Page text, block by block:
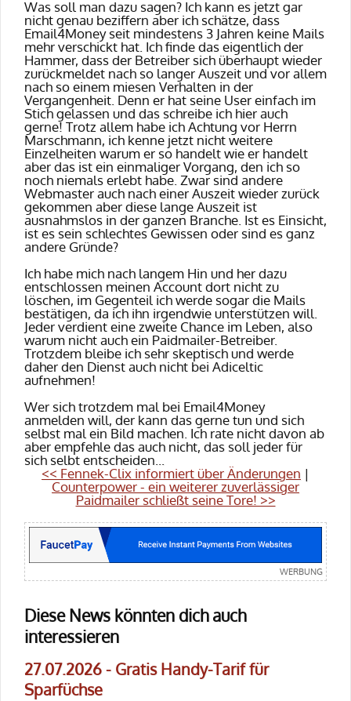
Was soll man dazu sagen? Ich kann es jetzt gar
nicht genau beziffern aber ich schätze, dass
Email4Money seit mindestens 3 Jahren keine Mails
mehr verschickt hat. Ich finde das eigentlich der
Hammer, dass der Betreiber sich überhaupt wieder
zurückmeldet nach so langer Auszeit und vor allem
nach so einem miesen Verhalten in der
Vergangenheit. Denn er hat seine User einfach im
Stich gelassen und das schreibe ich hier auch
gerne! Trotz allem habe ich Achtung vor Herrn
Marschmann, ich kenne jetzt nicht weitere
Einzelheiten warum er so handelt wie er handelt
aber das ist ein einmaliger Vorgang, den ich so
noch niemals erlebt habe. Zwar sind andere
Webmaster auch nach einer Auszeit wieder zurück
gekommen aber diese lange Auszeit ist
ausnahmslos in der ganzen Branche. Ist es Einsicht,
ist es sein schlechtes Gewissen oder sind es ganz
andere Gründe?
Ich habe mich nach langem Hin und her dazu
entschlossen meinen Account dort nicht zu
löschen, im Gegenteil ich werde sogar die Mails
bestätigen, da ich ihn irgendwie unterstützen will.
Jeder verdient eine zweite Chance im Leben, also
warum nicht auch ein Paidmailer-Betreiber.
Trotzdem bleibe ich sehr skeptisch und werde
daher den Dienst auch nicht bei Adiceltic
aufnehmen!
Wer sich trotzdem mal bei Email4Money
anmelden will, der kann das gerne tun und sich
selbst mal ein Bild machen. Ich rate nicht davon ab
aber empfehle das auch nicht, das soll jeder für
sich selbt entscheiden...
<< Fennek-Clix informiert über Änderungen |
Counterpower - ein weiterer zuverlässiger
Paidmailer schließt seine Tore! >>
Diese News könnten dich auch
interessieren
27.07.2026 - Gratis Handy-Tarif für
Sparfüchse